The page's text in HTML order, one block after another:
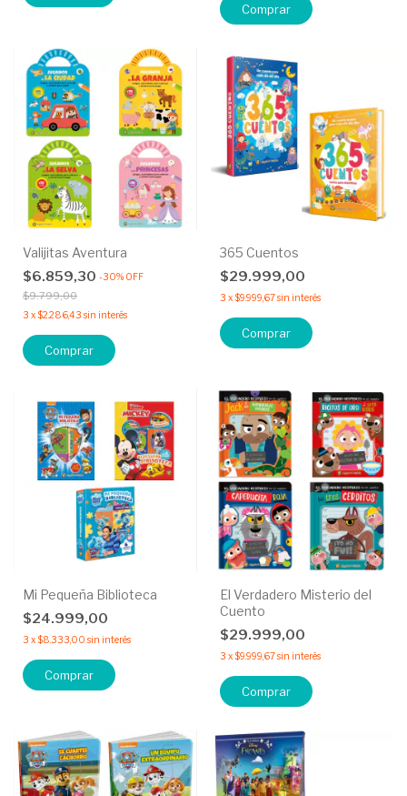
Comprar
Valijitas Aventura
$6.859,30 -30% OFF
$9.799,00
3 x$2.286,43 sin interés
Comprar
365 Cuentos
$29.999,00
3 x$9.999,67sin interés
Comprar
Mi Pequeña Biblioteca
$24.999,00
3 x$8.333,00 sin interés
Comprar
El Verdadero Misterio del
Cuento
$29.999,00
3 x$9.999,67sin interés
Comprar